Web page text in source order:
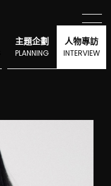
選單
主題企劃
PLANNING
人物專訪
INTERVIEW